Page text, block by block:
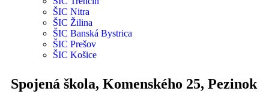
ŠIC Nitra
ŠIC Žilina
ŠIC Banská Bystrica
ŠIC Prešov
ŠIC Košice
Spojená škola, Komenského 25, Pezinok